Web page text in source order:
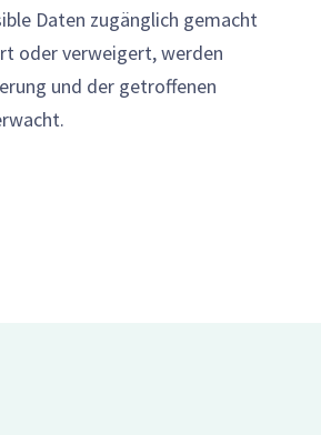
Daten zugänglich gemacht
oder verweigert, werden
und der getroffenen